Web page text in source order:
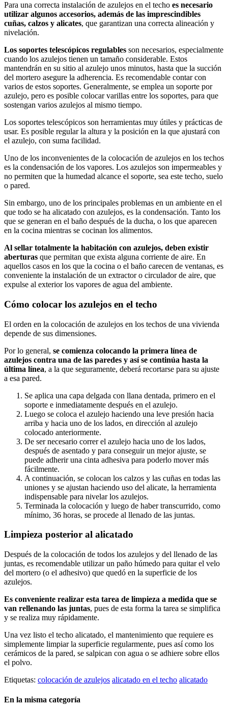
Para una correcta instalación de azulejos en el techo es necesario
utilizar algunos accesorios, además de las imprescindibles
cuñas, calzos y alicates, que garantizan una correcta alineación y
nivelación.
Los soportes telescópicos regulables son necesarios, especialmente
cuando los azulejos tienen un tamaño considerable. Estos
mantendrán en su sitio al azulejo unos minutos, hasta que la succión
del mortero asegure la adherencia. Es recomendable contar con
varios de estos soportes. Generalmente, se emplea un soporte por
azulejo, pero es posible colocar varillas entre los soportes, para que
sostengan varios azulejos al mismo tiempo.
Los soportes telescópicos son herramientas muy útiles y prácticas de
usar. Es posible regular la altura y la posición en la que ajustará con
el azulejo, con suma facilidad.
Uno de los inconvenientes de la colocación de azulejos en los techos
es la condensación de los vapores. Los azulejos son impermeables y
no permiten que la humedad alcance el soporte, sea este techo, suelo
o pared.
Sin embargo, uno de los principales problemas en un ambiente en el
que todo se ha alicatado con azulejos, es la condensación. Tanto los
que se generan en el baño después de la ducha, o los que aparecen
en la cocina mientras se cocinan los alimentos.
Al sellar totalmente la habitación con azulejos, deben existir
aberturas que permitan que exista alguna corriente de aire. En
aquellos casos en los que la cocina o el baño carecen de ventanas, es
conveniente la instalación de un extractor o circulador de aire, que
expulse al exterior los vapores de agua del ambiente.
Cómo colocar los azulejos en el techo
El orden en la colocación de azulejos en los techos de una vivienda
depende de sus dimensiones.
Por lo general, se comienza colocando la primera línea de
azulejos contra una de las paredes y así se continúa hasta la
última línea, a la que seguramente, deberá recortarse para su ajuste
a esa pared.
Se aplica una capa delgada con llana dentada, primero en el
soporte e inmediatamente después en el azulejo.
Luego se coloca el azulejo haciendo una leve presión hacia
arriba y hacia uno de los lados, en dirección al azulejo
colocado anteriormente.
De ser necesario correr el azulejo hacia uno de los lados,
después de asentado y para conseguir un mejor ajuste, se
puede adherir una cinta adhesiva para poderlo mover más
fácilmente.
A continuación, se colocan los calzos y las cuñas en todas las
uniones y se ajustan haciendo uso del alicate, la herramienta
indispensable para nivelar los azulejos.
Terminada la colocación y luego de haber transcurrido, como
mínimo, 36 horas, se procede al llenado de las juntas.
Limpieza posterior al alicatado
Después de la colocación de todos los azulejos y del llenado de las
juntas, es recomendable utilizar un paño húmedo para quitar el velo
del mortero (o el adhesivo) que quedó en la superficie de los
azulejos.
Es conveniente realizar esta tarea de limpieza a medida que se
van rellenando las juntas, pues de esta forma la tarea se simplifica
y se realiza muy rápidamente.
Una vez listo el techo alicatado, el mantenimiento que requiere es
simplemente limpiar la superficie regularmente, pues así como los
cerámicos de la pared, se salpican con agua o se adhiere sobre ellos
el polvo.
Etiquetas: colocación de azulejos alicatado en el techo alicatado
En la misma categoría